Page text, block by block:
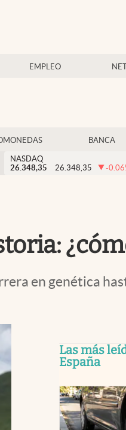
EMPLEO
BANCA
NASDAQ
26.348,35
26.348,35 -0.06
en genética
Las más
España